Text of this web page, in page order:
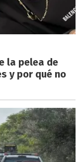
la pelea de
y por qué no